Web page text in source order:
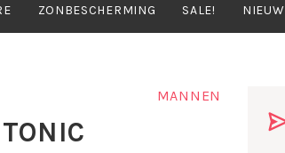
ZONBESCHERMING SALE! NIEUW
MANNEN